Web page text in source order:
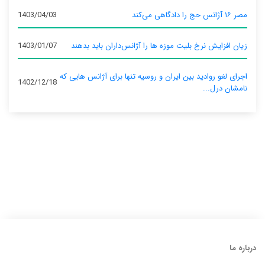
مصر ۱۶ آژانس حج را دادگاهی می‌کند 1403/04/03
زیان افزایش نرخ بلیت موزه ها را آژانس‌داران باید بدهند 1403/01/07
اجرای لغو روادید بین ایران و روسیه تنها برای آژانس‌ هایی که
نامشان درل...
1402/12/18
درباره ما